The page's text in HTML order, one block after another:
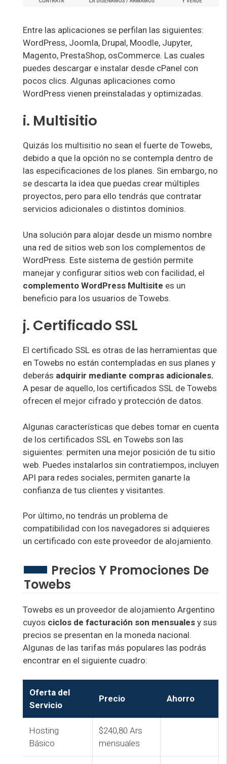
Entre las aplicaciones se perfilan las siguientes:
WordPress, Joomla, Drupal, Moodle, Jupyter,
Magento, PrestaShop, osCommerce. Las cuales
puedes descargar e instalar desde cPanel con
pocos clics. Algunas aplicaciones como
WordPress vienen preinstaladas y optimizadas.
i. Multisitio
Quizás los multisitio no sean el fuerte de Towebs,
debido a que la opción no se contempla dentro de
las especificaciones de los planes. Sin embargo, no
se descarta la idea que puedas crear múltiples
proyectos, pero para ello tendrás que contratar
servicios adicionales o distintos dominios.
Una solución para alojar desde un mismo nombre
una red de sitios web son los complementos de
WordPress. Este sistema de gestión permite
manejar y configurar sitios web con facilidad, el
complemento WordPress Multisite es un
beneficio para los usuarios de Towebs.
j. Certificado SSL
El certificado SSL es otras de las herramientas que
en Towebs no están contempladas en sus planes y
deberás adquirir mediante compras adicionales.
A pesar de aquello, los certificados SSL de Towebs
ofrecen el mejor cifrado y protección de datos.
Algunas características que debes tomar en cuenta
de los certificados SSL en Towebs son las
siguientes: permiten una mejor posición de tu sitio
web. Puedes instalarlos sin contratiempos, incluyen
API para redes sociales, permiten ganarte la
confianza de tus clientes y visitantes.
Por último, no tendrás un problema de
compatibilidad con los navegadores si adquieres
un certificado con este proveedor de alojamiento.
Precios Y Promociones De
Towebs
Towebs es un proveedor de alojamiento Argentino
cuyos ciclos de facturación son mensuales y sus
precios se presentan en la moneda nacional.
Algunas de las tarifas más populares las podrás
encontrar en el siguiente cuadro:
Oferta del
Servicio
Precio Ahorro
Hosting
Básico
$240,80 Ars
mensuales